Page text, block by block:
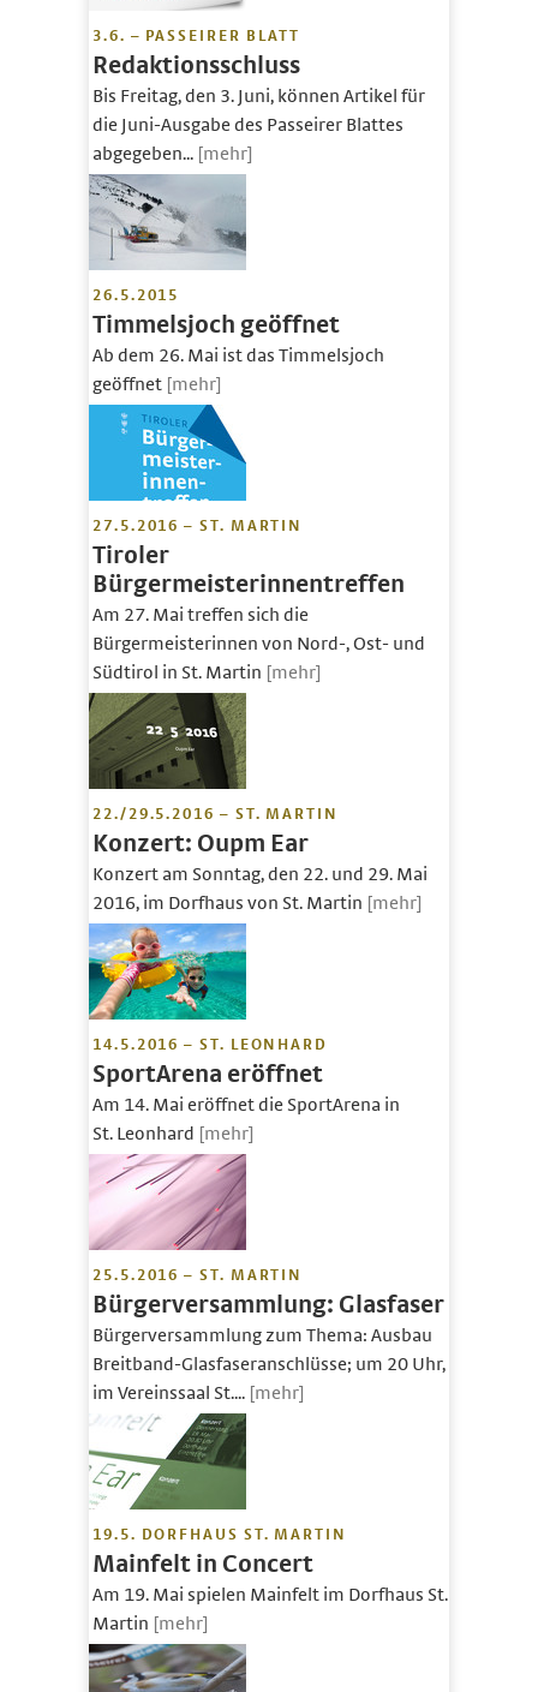
3.6. – PASSEIRER BLATT
Redaktionsschluss
Bis Freitag, den 3. Juni, können Artikel für
die Juni-Ausgabe des Passeirer Blattes
abgegeben... [mehr]
26.5.2015
Timmelsjoch geöffnet
Ab dem 26. Mai ist das Timmelsjoch
geöffnet [mehr]
27.5.2016 – ST. MARTIN
Tiroler
Bürgermeisterinnentreffen
Am 27. Mai treffen sich die
Bürgermeisterinnen von Nord-, Ost- und
Südtirol in St. Martin [mehr]
22./29.5.2016 – ST. MARTIN
Konzert: Oupm Ear
Konzert am Sonntag, den 22. und 29. Mai
2016, im Dorfhaus von St. Martin [mehr]
14.5.2016 – ST. LEONHARD
SportArena eröffnet
Am 14. Mai eröffnet die SportArena in
St. Leonhard [mehr]
25.5.2016 – ST. MARTIN
Bürgerversammlung: Glasfaser
Bürgerversammlung zum Thema: Ausbau
Breitband-Glasfaseranschlüsse; um 20 Uhr,
im Vereinssaal St.... [mehr]
19.5. DORFHAUS ST. MARTIN
Mainfelt in Concert
Am 19. Mai spielen Mainfelt im Dorfhaus St.
Martin [mehr]